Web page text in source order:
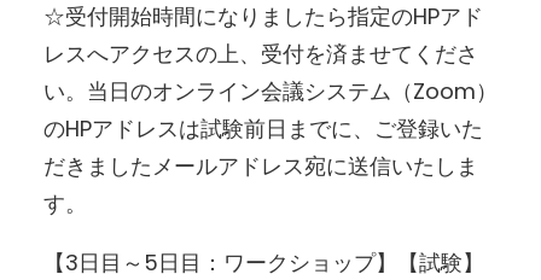
☆受付開始時間になりましたら指定のHPアド
レスへアクセスの上、受付を済ませてくださ
い。当日のオンライン会議システム（Zoom）
のHPアドレスは試験前日までに、ご登録いた
だきましたメールアドレス宛に送信いたしま
す。
【3日目～5日目：ワークショップ】【試験】